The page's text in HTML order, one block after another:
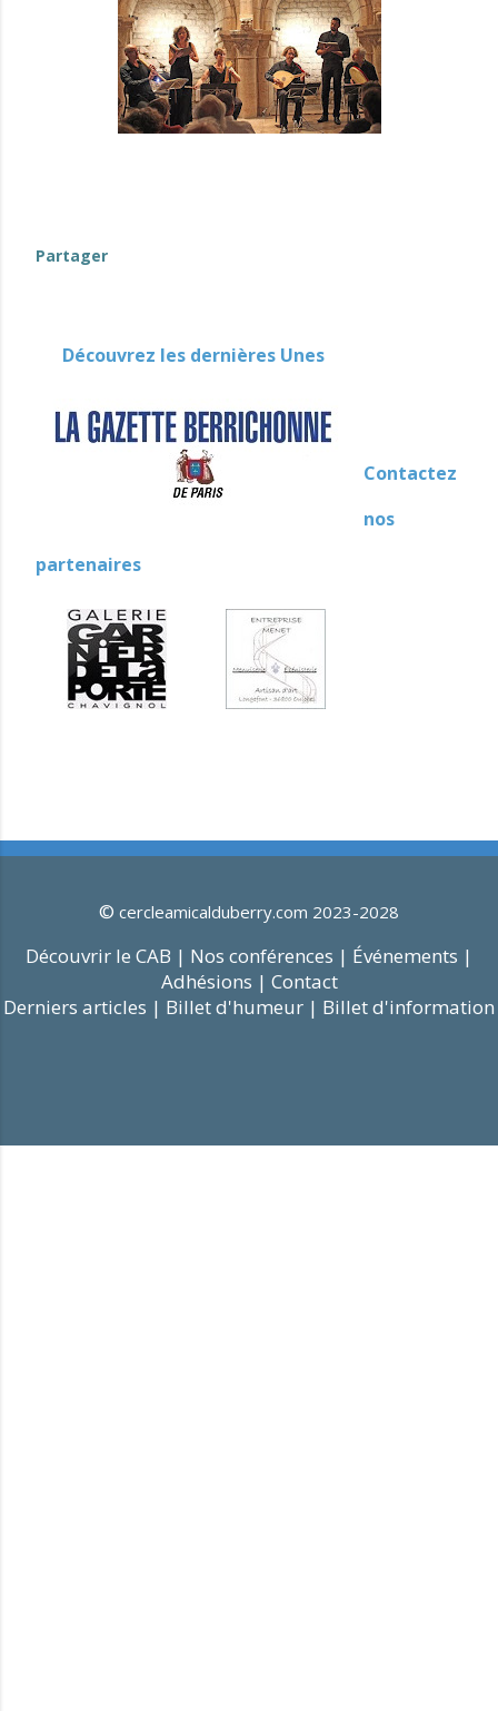
Partager
Découvrez les dernières Unes
Contactez
nos
partenaires
© cercleamicalduberry.com 2023-2028
Découvrir le CAB | Nos conférences | Événements |
Adhésions | Contact
Derniers articles | Billet d'humeur | Billet d'information